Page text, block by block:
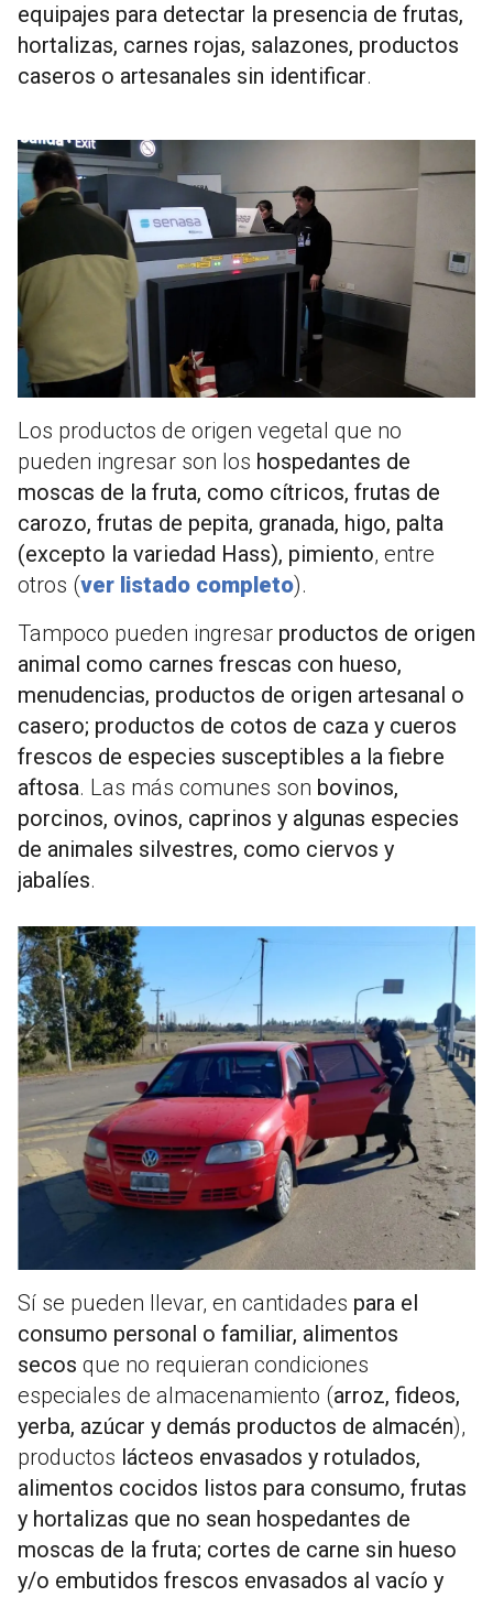
equipajes para detectar la presencia de frutas,
hortalizas, carnes rojas, salazones, productos
caseros o artesanales sin identificar.
Los productos de origen vegetal que no
pueden ingresar son los hospedantes de
moscas de la fruta, como cítricos, frutas de
carozo, frutas de pepita, granada, higo, palta
(excepto la variedad Hass), pimiento, entre
otros (ver listado completo).
Tampoco pueden ingresar productos de origen
animal como carnes frescas con hueso,
menudencias, productos de origen artesanal o
casero; productos de cotos de caza y cueros
frescos de especies susceptibles a la fiebre
aftosa. Las más comunes son bovinos,
porcinos, ovinos, caprinos y algunas especies
de animales silvestres, como ciervos y
jabalíes.
Sí se pueden llevar, en cantidades para el
consumo personal o familiar, alimentos
secos que no requieran condiciones
especiales de almacenamiento (arroz, fideos,
yerba, azúcar y demás productos de almacén),
productos lácteos envasados y rotulados,
alimentos cocidos listos para consumo, frutas
y hortalizas que no sean hospedantes de
moscas de la fruta; cortes de carne sin hueso
y/o embutidos frescos envasados al vacío y